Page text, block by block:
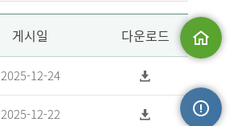
맵
게시일 다운로드
2025-12-24
2025-12-22